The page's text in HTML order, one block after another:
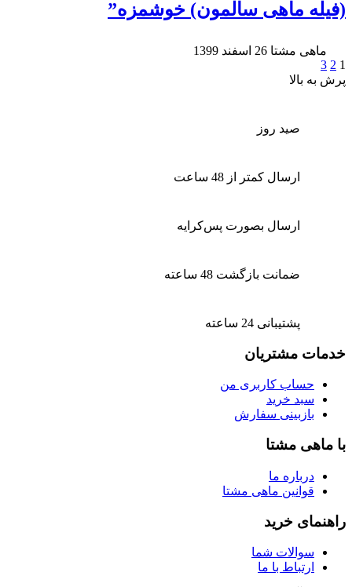
(فیله ماهی سالمون) خوشمزه”
ماهی مشتا 26 اسفند 1399
1
2
3
پرش به بالا
صید روز
ارسال کمتر از 48 ساعت
ارسال بصورت پس‌کرایه
ضمانت بازگشت 48 ساعته
پشتیبانی 24 ساعته
خدمات مشتریان
حساب کاربری من
سبد خرید
بازبینی سفارش
با ماهی مشتا
درباره ما
قوانین ماهی مشتا
راهنمای خرید
سوالات شما
ارتباط با ما